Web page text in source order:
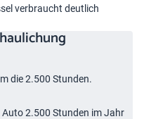
verbraucht deutlich
die 2.500 Stunden.
Auto 2.500 Stunden im Jahr